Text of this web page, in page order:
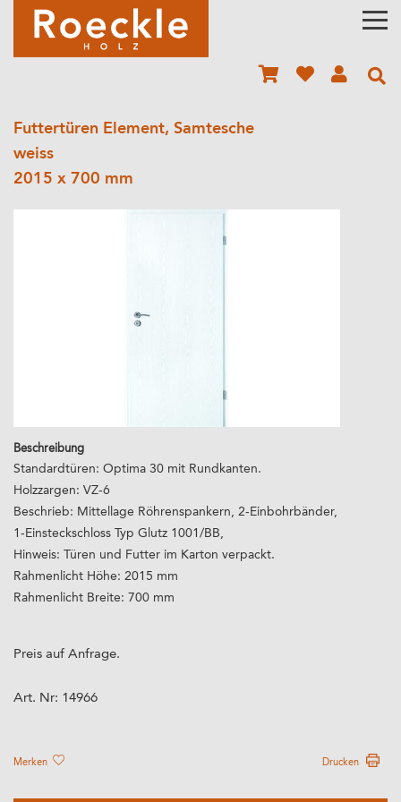
Futtertüren Element, Samtesche
weiss
2015 x 700 mm
Beschreibung
Standardtüren: Optima 30 mit Rundkanten.
Holzzargen: VZ-6
Beschrieb: Mittellage Röhrenspankern, 2-Einbohrbänder,
1-Einsteckschloss Typ Glutz 1001/BB,
Hinweis: Türen und Futter im Karton verpackt.
Rahmenlicht Höhe: 2015 mm
Rahmenlicht Breite: 700 mm
Preis auf Anfrage.
Art. Nr: 14966
Merken Drucken